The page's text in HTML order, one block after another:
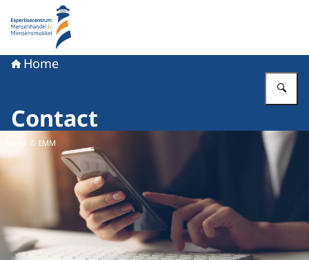
Naar de homepage van Expertisecentrum
Home
Contact
Beeld: © EMM